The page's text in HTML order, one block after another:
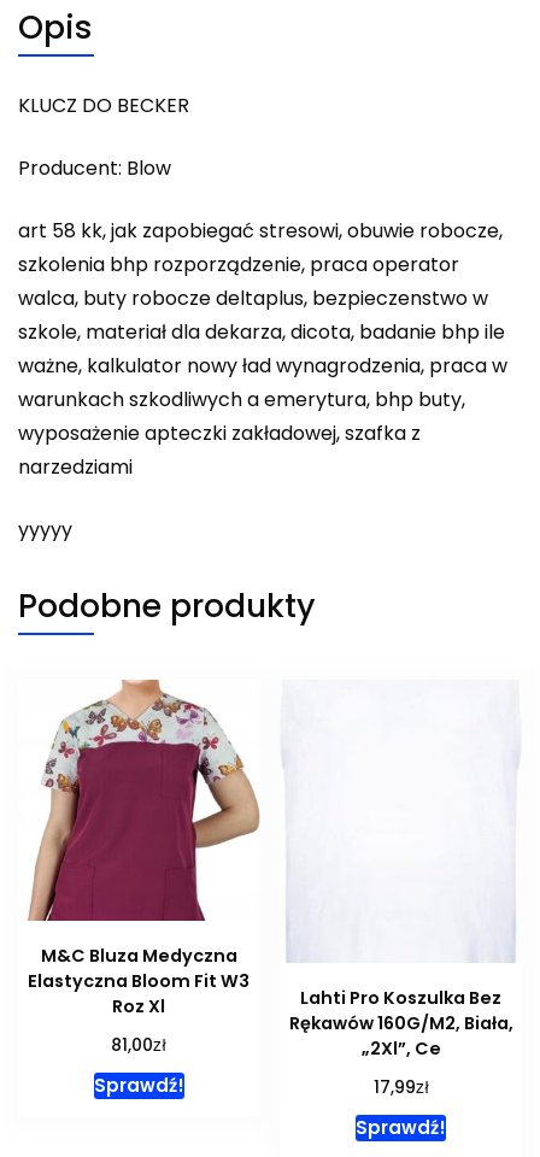
Opis
KLUCZ DO BECKER
Producent: Blow
art 58 kk, jak zapobiegać stresowi, obuwie robocze,
szkolenia bhp rozporządzenie, praca operator
walca, buty robocze deltaplus, bezpieczenstwo w
szkole, materiał dla dekarza, dicota, badanie bhp ile
ważne, kalkulator nowy ład wynagrodzenia, praca w
warunkach szkodliwych a emerytura, bhp buty,
wyposażenie apteczki zakładowej, szafka z
narzedziami
yyyyy
Podobne produkty
M&C Bluza Medyczna
Elastyczna Bloom Fit W3
Roz Xl
81,00zł
Sprawdź!
Lahti Pro Koszulka Bez
Rękawów 160G/M2, Biała,
„2Xl”, Ce
17,99zł
Sprawdź!